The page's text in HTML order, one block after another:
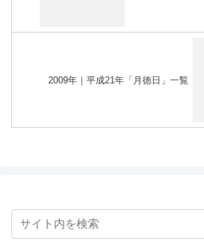
2009年｜平成21年「月徳日」一覧